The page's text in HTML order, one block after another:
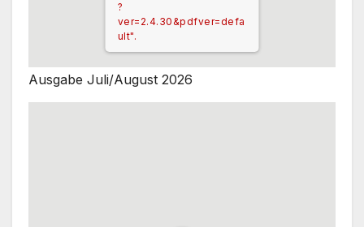
?
ver=2.4.30&pdfver=defa
ult".
Ausgabe Juli/August 2026